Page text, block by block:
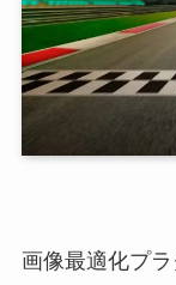
画像最適化プ